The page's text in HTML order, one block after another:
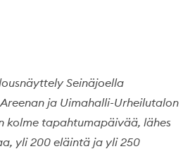
Seinäjoella
ja Uimahalli-Urheilutalon
kolme tapahtumapäivää, lähes
yli 200 eläintä ja yli 250